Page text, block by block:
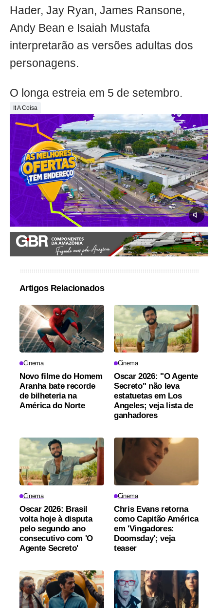
Hader, Jay Ryan, James Ransone,
Andy Bean e Isaiah Mustafa
interpretarão as versões adultas dos
personagens.
O longa estreia em 5 de setembro.
It A Coisa
Artigos Relacionados
Cinema
Novo filme do Homem
Aranha bate recorde
de bilheteria na
América do Norte
Cinema
Oscar 2026: "O Agente
Secreto" não leva
estatuetas em Los
Angeles; veja lista de
ganhadores
Cinema
Oscar 2026: Brasil
volta hoje à disputa
pelo segundo ano
consecutivo com 'O
Agente Secreto'
Cinema
Chris Evans retorna
como Capitão América
em 'Vingadores:
Doomsday'; veja
teaser